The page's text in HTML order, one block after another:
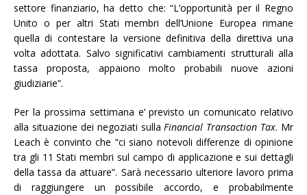
settore finanziario, ha detto che: “L’opportunità per il Regno
Unito o per altri Stati membri dell’Unione Europea rimane
quella di contestare la versione definitiva della direttiva una
volta adottata. Salvo significativi cambiamenti strutturali alla
tassa proposta, appaiono molto probabili nuove azioni
giudiziarie”.
Per la prossima settimana e’ previsto un comunicato relativo
alla situazione dei negoziati sullaFinancial Transaction Tax. Mr
Leach è convinto che “ci siano notevoli differenze di opinione
tra gli 11 Stati membri sul campo di applicazione e sui dettagli
della tassa da attuare”. Sarà necessario ulteriore lavoro prima
di raggiungere un possibile accordo, e probabilmente